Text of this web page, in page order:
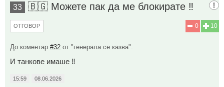
33 🇧🇬 Можете пак да ме блокирате ‼️
10
0
ОТГОВОР
До коментар #32 от "генерала се казва":
И танкове имаше ‼️
15:59 08.06.2026